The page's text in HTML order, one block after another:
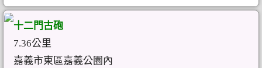
十二門古砲
7.36公里
嘉義市東區嘉義公園內